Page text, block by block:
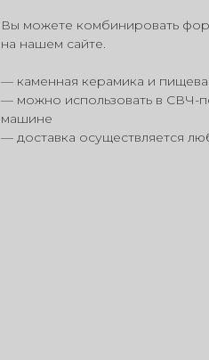
Вы можете комбинировать
на нашем сайте.
— каменная керамика и
— можно использовать в СВЧ-
машине
— доставка осуществляется